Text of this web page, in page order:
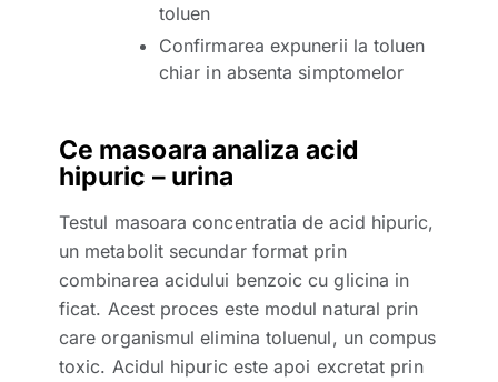
toluen
Confirmarea expunerii la toluen
chiar in absenta simptomelor
Ce masoara analiza acid
hipuric – urina
Testul masoara concentratia de acid hipuric,
un metabolit secundar format prin
combinarea acidului benzoic cu glicina in
ficat. Acest proces este modul natural prin
care organismul elimina toluenul, un compus
toxic. Acidul hipuric este apoi excretat prin